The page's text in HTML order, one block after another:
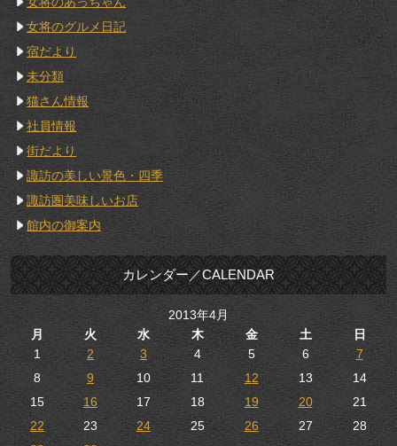
女将のグルメ日記
宿だより
未分類
猫さん情報
社員情報
街だより
諏訪の美しい景色・四季
諏訪圏美味しいお店
館内の御案内
カレンダー／CALENDAR
2013年4月
月
火 水 木 金 土
日
1
2 3 4 5 6
7
8
9 10 11 12 13
14
15
16 17 18 19 20
21
22
23 24 25 26 27
28